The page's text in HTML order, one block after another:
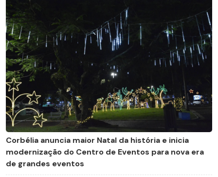
Corbélia anuncia maior Natal da história e inicia
modernização do Centro de Eventos para nova era
de grandes eventos